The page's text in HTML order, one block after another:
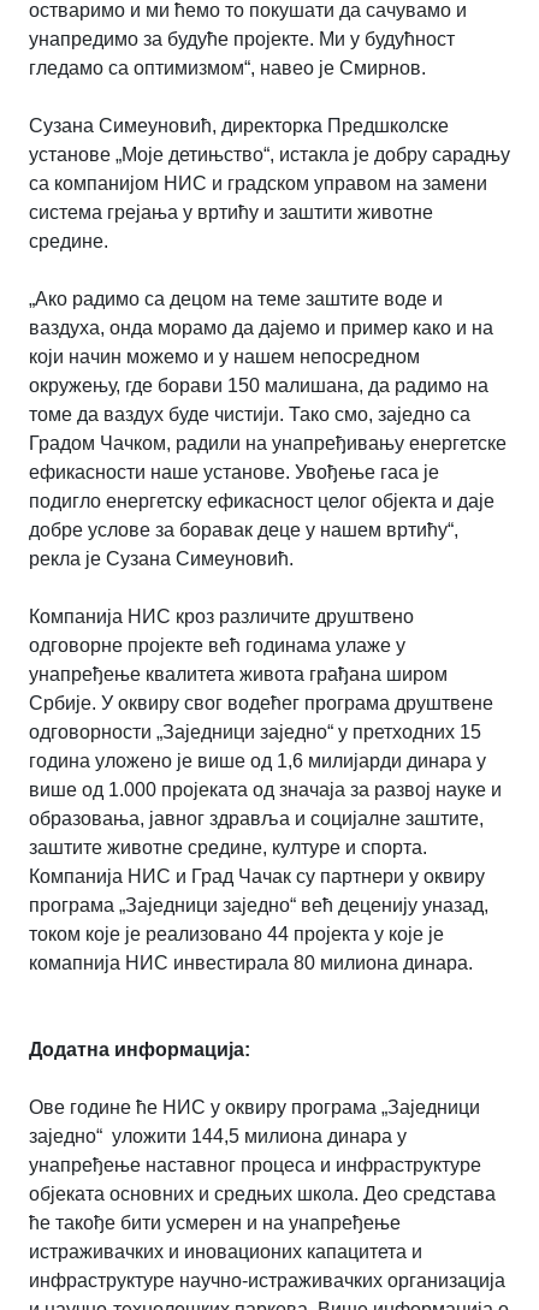
остваримо и ми ћемо то покушати да сачувамо и
унапредимо за будуће пројекте. Ми у будућност
гледамо са оптимизмом“, навео је Смирнов.
Сузана Симеуновић, директорка Предшколске
установе „Моје детињство“, истакла је добру сарадњу
са компанијом НИС и градском управом на замени
система грејања у вртићу и заштити животне
средине.
„Ако радимо са децом на теме заштите воде и
ваздуха, онда морамо да дајемо и пример како и на
који начин можемо и у нашем непосредном
окружењу, где борави 150 малишана, да радимо на
томе да ваздух буде чистији. Тако смо, заједно са
Градом Чачком, радили на унапређивању енергетске
ефикасности наше установе. Увођење гаса је
подигло енергетску ефикасност целог објекта и даје
добре услове за боравак деце у нашем вртићу“,
рекла је Сузана Симеуновић.
Компанија НИС кроз различите друштвено
одговорне пројекте већ годинама улаже у
унапређење квалитета живота грађана широм
Србије. У оквиру свог водећег програма друштвене
одговорности „Заједници заједно“ у претходних 15
година уложено је више од 1,6 милијарди динара у
више од 1.000 пројеката од значаја за развој науке и
образовања, јавног здравља и социјалне заштите,
заштите животне средине, културе и спорта.
Компанија НИС и Град Чачак су партнери у оквиру
програма „Заједници заједно“ већ деценију уназад,
током које је реализовано 44 пројекта у које је
комапнија НИС инвестирала 80 милиона динара.
Додатна информација:
Ове године ће НИС у оквиру програма „Заједници
заједно“ уложити 144,5 милиона динара у
унапређење наставног процеса и инфраструктуре
објеката основних и средњих школа. Део средстава
ће такође бити усмерен и на унапређење
истраживачких и иновационих капацитета и
инфраструктуре научно-истраживачких организација